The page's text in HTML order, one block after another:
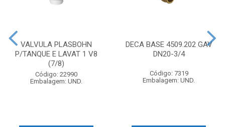
VALVULA PLASBOHN
P/TANQUE E LAVAT 1 V8
(7/8)
Código: 22990
Embalagem: UND.
DECA BASE 4509.202 GAV
DN20-3/4
Código: 7319
Embalagem: UND.